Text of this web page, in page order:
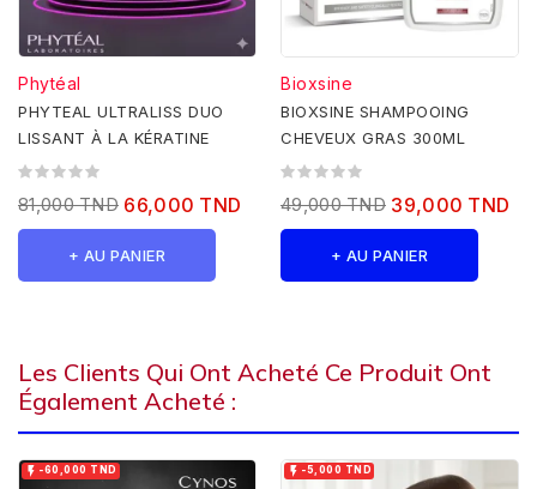
Phytéal
PHYTEAL ULTRALISS DUO
LISSANT À LA KÉRATINE
81,000 TND 66,000 TND
+ AU PANIER
Bioxsine
BIOXSINE SHAMPOOING
CHEVEUX GRAS 300ML
49,000 TND 39,000 TND
+ AU PANIER
Les Clients Qui Ont Acheté Ce Produit Ont
Également Acheté :
 -60,000 TND  -5,000 TND